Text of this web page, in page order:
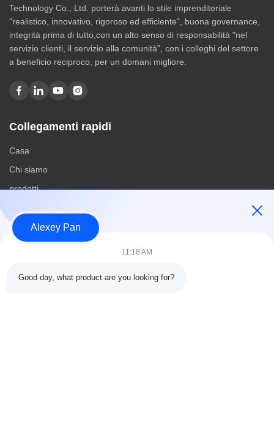
Technology Co., Ltd. porterà avanti lo stile imprenditoriale
"realistico, innovativo, rigoroso ed efficiente", buona governance,
integrità prima di tutto,con un alto senso di responsabilità "nel
servizio clienti, il servizio alla comunità", con i colleghi del settore
a beneficio reciproco, per un domani migliore.
Collegamenti rapidi
Casa
Chi siamo
prodotti
Categorie
Macchina di gomma del frantumatore
Alexey Pan
11:18 AM
Good day, what product are you looking for?